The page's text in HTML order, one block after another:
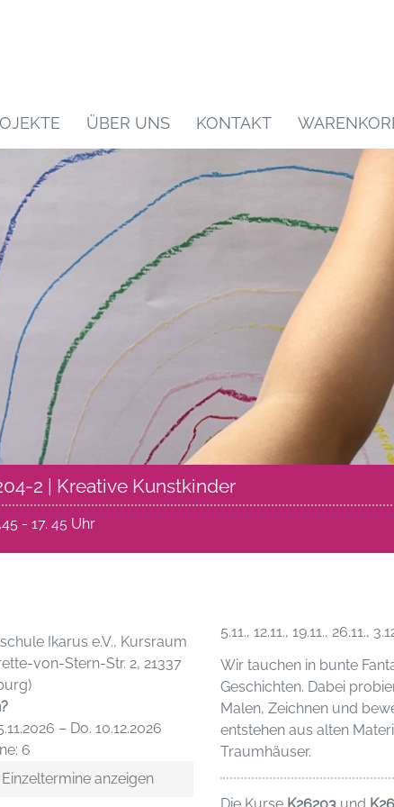
ÜBER UNS KONTAKT
2 | Kreative Kunstkinder
- 17. 45 Uhr
Ikarus e.V., Kursraum
von-Stern-Str. 2, 21337
– Do. 10.12.2026
6
anzeigen
5.11., 12.11., 19.11., 26.11.,
Wir tauchen in bunte
Geschichten. Dabei
Malen, Zeichnen und
entstehen aus alten
Traumhäuser.